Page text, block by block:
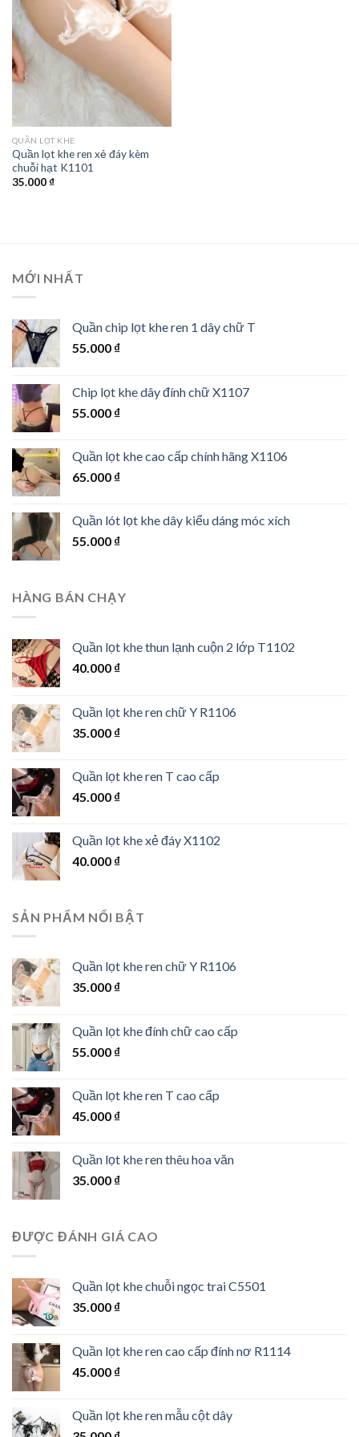
QUẦN LỌT KHE
Quần lọt khe ren xẻ đáy kèm
chuỗi hạt K1101
35.000₫
MỚI NHẤT
Quần chip lọt khe ren 1 dây chữ T
55.000 ₫
Chip lọt khe dây đính chữ X1107
55.000 ₫
Quần lọt khe cao cấp chính hãng X1106
65.000 ₫
Quần lót lọt khe dây kiểu dáng móc xích
55.000 ₫
HÀNG BÁN CHẠY
Quần lọt khe thun lạnh cuộn 2 lớp T1102
40.000 ₫
Quần lọt khe ren chữ Y R1106
35.000 ₫
Quần lọt khe ren T cao cấp
45.000 ₫
Quần lọt khe xẻ đáy X1102
40.000 ₫
SẢN PHẨM NỔI BẬT
Quần lọt khe ren chữ Y R1106
35.000 ₫
Quần lọt khe đính chữ cao cấp
55.000 ₫
Quần lọt khe ren T cao cấp
45.000 ₫
Quần lọt khe ren thêu hoa văn
35.000 ₫
ĐƯỢC ĐÁNH GIÁ CAO
Quần lọt khe chuỗi ngọc trai C5501
35.000 ₫
Quần lọt khe ren cao cấp đính nơ R1114
45.000 ₫
Quần lọt khe ren mẫu cột dây